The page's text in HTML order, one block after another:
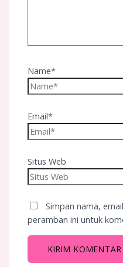
Name*
Email*
Situs Web
Simpan nama,
peramban ini untuk